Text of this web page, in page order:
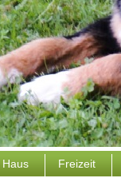
Haus Freizeit